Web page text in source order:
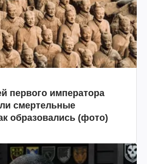
первого императора
смертельные
образовались (фото)